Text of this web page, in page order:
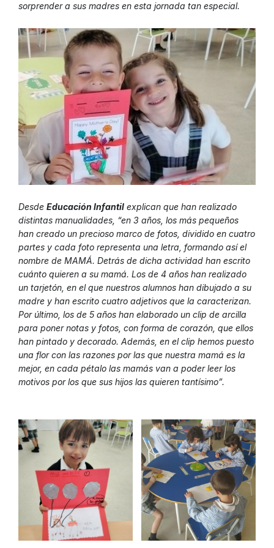
sorprender a sus madres en esta jornada tan especial.
Desde Educación Infantil explican que han realizado
distintas manualidades, “en 3 años, los más pequeños
han creado un precioso marco de fotos, dividido en cuatro
partes y cada foto representa una letra, formando así el
nombre de MAMÁ. Detrás de dicha actividad han escrito
cuánto quieren a su mamá. Los de 4 años han realizado
un tarjetón, en el que nuestros alumnos han dibujado a su
madre y han escrito cuatro adjetivos que la caracterizan.
Por último, los de 5 años han elaborado un clip de arcilla
para poner notas y fotos, con forma de corazón, que ellos
han pintado y decorado. Además, en el clip hemos puesto
una flor con las razones por las que nuestra mamá es la
mejor, en cada pétalo las mamás van a poder leer los
motivos por los que sus hijos las quieren tantísimo”.